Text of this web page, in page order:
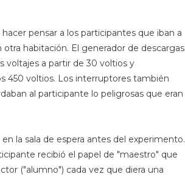
pensar a los participantes que iban a
habitación. El generador de descargas
voltajes a partir de 30 voltios y
450 voltios. Los interruptores también
al participante lo peligrosas que eran
la sala de espera antes del experimento.
recibió el papel de "maestro" que
("alumno") cada vez que diera una